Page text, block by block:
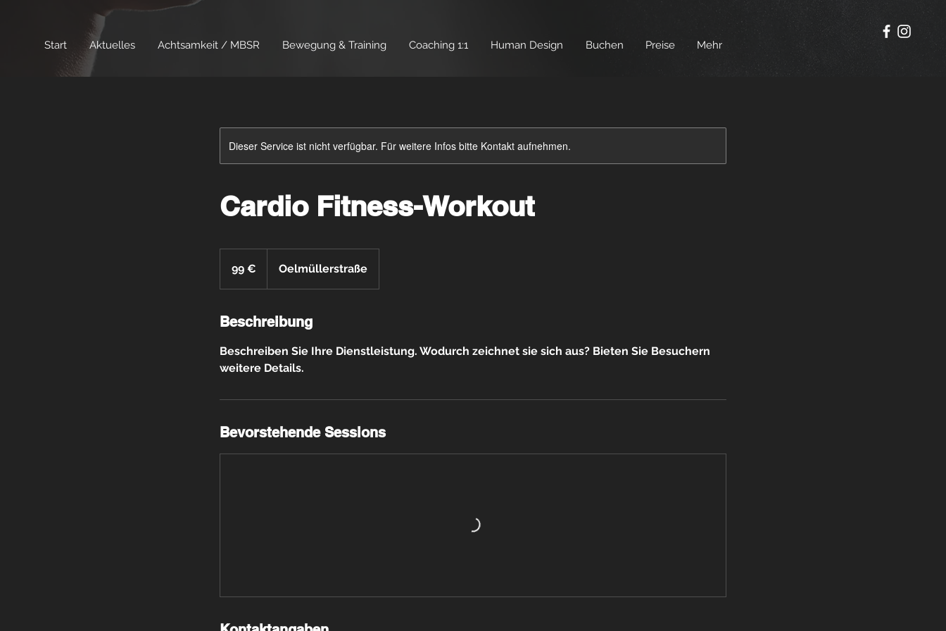
Start Aktuelles Achtsamkeit / MBSR Bewegung & Training Coaching 1:1 Human Design Buchen Preise Mehr
Dieser Service ist nicht verfügbar. Für weitere Infos bitte Kontakt aufnehmen.
Cardio Fitness-Workout
99 € Oelmüllerstraße
Beschreibung
Beschreiben Sie Ihre Dienstleistung. Wodurch zeichnet sie sich aus? Bieten Sie Besuchern
weitere Details.
Bevorstehende Sessions